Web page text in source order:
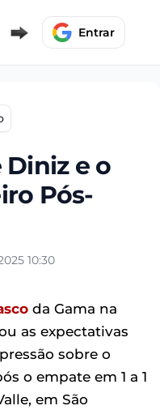
Entrar
Diniz e o
Pós-
10:30
da Gama na
as expectativas
sobre o
o empate em 1 a 1
em São